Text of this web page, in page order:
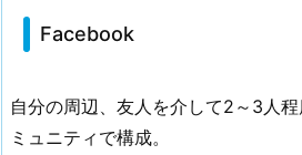
Facebook
自分の周辺、友人を介して2～3人
ミュニティで構成。